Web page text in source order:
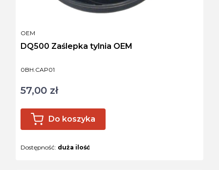
Kod produktu
0BH.CAP01
DQ500 Zaślepka tylnia OEM
PRODUCENT
OEM
Cena
57,00 zł
Do koszyka
Dostępność: duża ilość